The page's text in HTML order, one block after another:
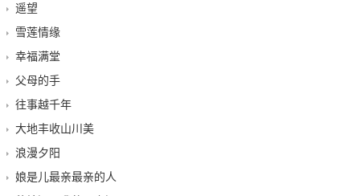
遥望
雪莲情缘
幸福满堂
父母的手
往事越千年
大地丰收山川美
浪漫夕阳
娘是儿最亲最亲的人